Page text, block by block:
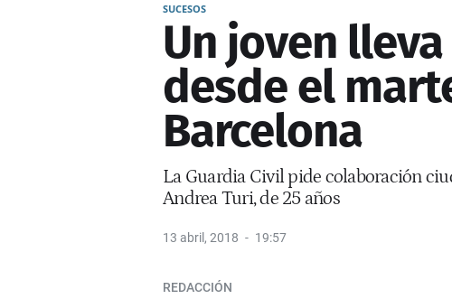
SUCESOS
Un joven
desde el
Barcelona
La Guardia Civil pide colaboración
Andrea Turi, de 25 años
13 abril, 2018 19:57
REDACCIÓN